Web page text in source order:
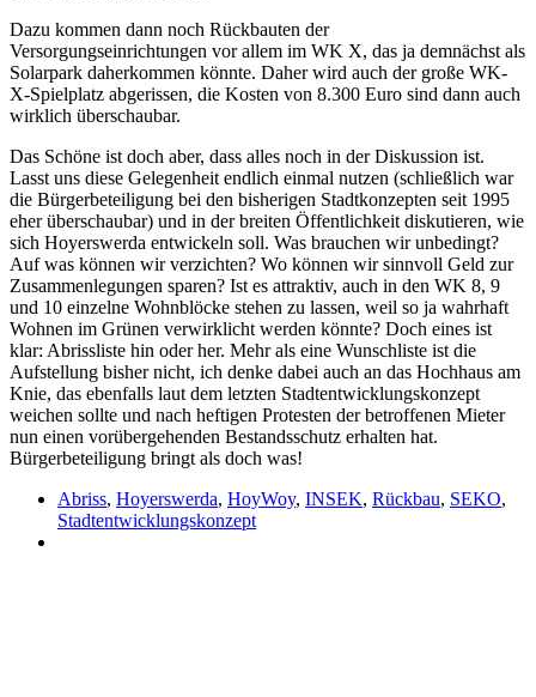
Dazu kommen dann noch Rückbauten der
Versorgungseinrichtungen vor allem im WK X, das ja demnächst als
Solarpark daherkommen könnte. Daher wird auch der große WK-
X-Spielplatz abgerissen, die Kosten von 8.300 Euro sind dann auch
wirklich überschaubar.
Das Schöne ist doch aber, dass alles noch in der Diskussion ist.
Lasst uns diese Gelegenheit endlich einmal nutzen (schließlich war
die Bürgerbeteiligung bei den bisherigen Stadtkonzepten seit 1995
eher überschaubar) und in der breiten Öffentlichkeit diskutieren, wie
sich Hoyerswerda entwickeln soll. Was brauchen wir unbedingt?
Auf was können wir verzichten? Wo können wir sinnvoll Geld zur
Zusammenlegungen sparen? Ist es attraktiv, auch in den WK 8, 9
und 10 einzelne Wohnblöcke stehen zu lassen, weil so ja wahrhaft
Wohnen im Grünen verwirklicht werden könnte? Doch eines ist
klar: Abrissliste hin oder her. Mehr als eine Wunschliste ist die
Aufstellung bisher nicht, ich denke dabei auch an das Hochhaus am
Knie, das ebenfalls laut dem letzten Stadtentwicklungskonzept
weichen sollte und nach heftigen Protesten der betroffenen Mieter
nun einen vorübergehenden Bestandsschutz erhalten hat.
Bürgerbeteiligung bringt als doch was!
Abriss, Hoyerswerda, HoyWoy, INSEK, Rückbau, SEKO,
Stadtentwicklungskonzept